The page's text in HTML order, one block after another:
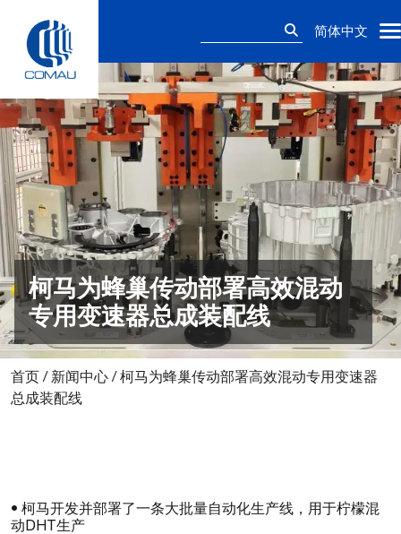
content
简体中文
柯马为蜂巢传动部署高效混动
专用变速器总成装配线
首页 / 新闻中心 /柯马为蜂巢传动部署高效混动专用变速器
总成装配线
• 柯马开发并部署了一条大批量自动化生产线，用于柠檬混
动DHT生产